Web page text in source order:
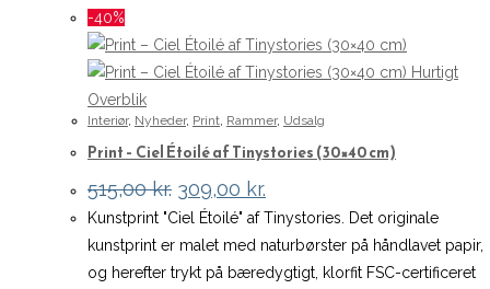
-40%
Hurtigt
Overblik
Interiør, Nyheder, Print Rammer, Udsalg
Print – Ciel Étoilé af Tinystories (30×40 cm)
515,00kr. Den
oprindelige
pris
var:
515,00 kr..
309,00 kr.
aktuelle
pris
er:
309,00 kr..
Kunstprint "Ciel Étoilé" af Tinystories. Det originale
kunstprint er malet med naturbørster på håndlavet papir,
og herefter trykt på bæredygtigt, klorfit FSC-certificeret